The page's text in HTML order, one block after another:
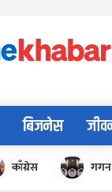
बिजनेस
काँग्रेस गगन